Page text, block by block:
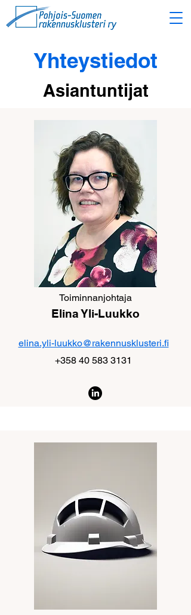
Yhteystiedot
Asiantuntijat
Toiminnanjohtaja
Elina Yli-Luukko
elina.yli-luukko@rakennusklusteri.fi
+358 40 583 3131